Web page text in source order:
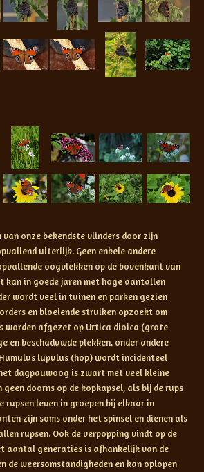
van onze bekendste vlinders door zijn
uiterlijk. Geen enkele andere
oogvlekken op de bovenkant van
kan in goede jaren met hoge aantallen
wordt veel in tuinen en parken gezien
en bloeiende struiken opzoekt om
worden afgezet op Urtica dioica (grote
en beschaduwde plekken, onder andere
lupulus (hop) wordt incidenteel
dagpauwoog is zwart met veel kleine
doorns op de kopkapsel, als bij de rups
rupsen leven in groepen bij elkaar in
zijn soms onder het spinsel en dienen als
rupsen. Ook de verpopping vindt op de
aantal generaties is afhankelijk van de
de weersomstandigheden en kan oplopen